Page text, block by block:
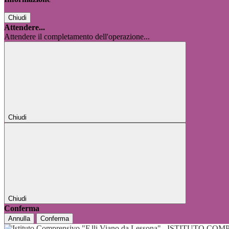
Chiudi
Attendere...
Attendere il completamento dell'operazione...
Chiudi
Chiudi
Conferma
Annulla Conferma